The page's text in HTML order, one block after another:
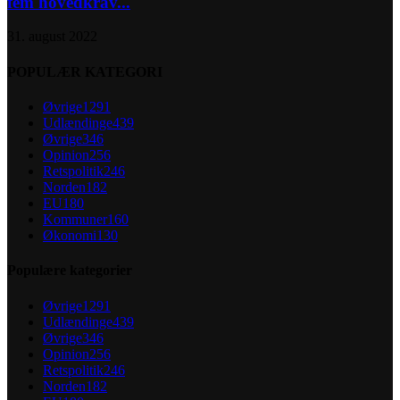
Øvrige1291
Udlændinge439
Øvrige346
Opinion256
Retspolitik246
Norden182
EU180
Kommuner160
Økonomi130
Øvrige1291
Udlændinge439
Øvrige346
Opinion256
Retspolitik246
Norden182